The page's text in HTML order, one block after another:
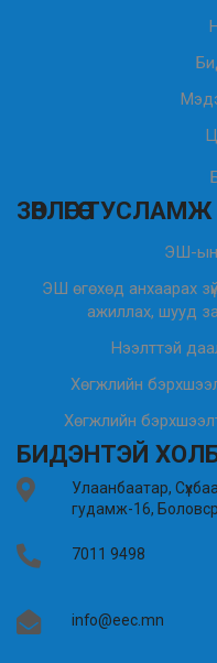
ЗӨВЛӨГӨӨ ТУСЛАМЖ
ЭШ-ын
ЭШ өгөхөд анхаарах
ажиллах, шууд
Нээлттэй
Хөгжлийн
Хөгжлийн
БИДЭНТЭЙ
Улаанбаатар,
гудамж-16,
7011 9498
info@eec.mn